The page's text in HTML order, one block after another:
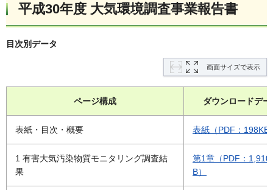
平成30年度 大気環境調査事業報告書
目次別データ
画面サイズで表示
ページ構成 ダウンロードデー
表紙・目次・概要 表紙（PDF：198KB
1 有害大気汚染物質モニタリング調査結
果
第1章（PDF：
B）